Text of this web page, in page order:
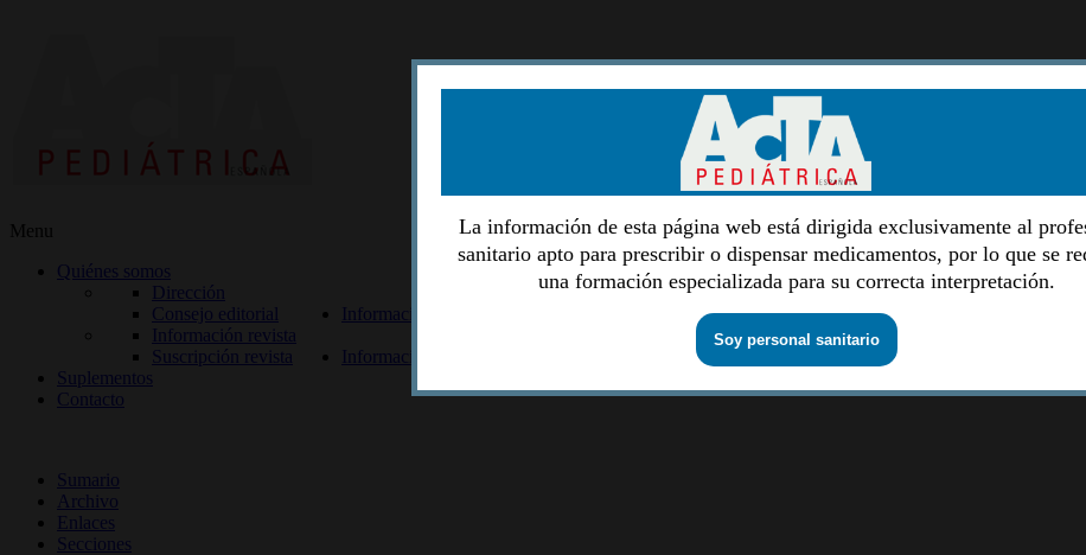
Menu
Quiénes somos
Dirección
Consejo editorial
Información lectores
Información revista
Suscripción revista
Información autores
Suplementos
Contacto
Sumario
Archivo
Enlaces
Secciones
La información de esta página web está dirigida exclusivamente al
sanitario apto para prescribir o dispensar medicamentos, por lo que se
una formación especializada para su correcta interpretación.
Soy personal sanitario